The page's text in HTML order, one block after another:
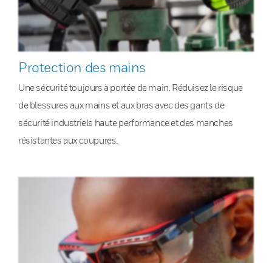
Protection des mains
Une sécurité toujours à portée de main. Réduisez le risque
de blessures aux mains et aux bras avec des gants de
sécurité industriels haute performance et des manches
résistantes aux coupures.